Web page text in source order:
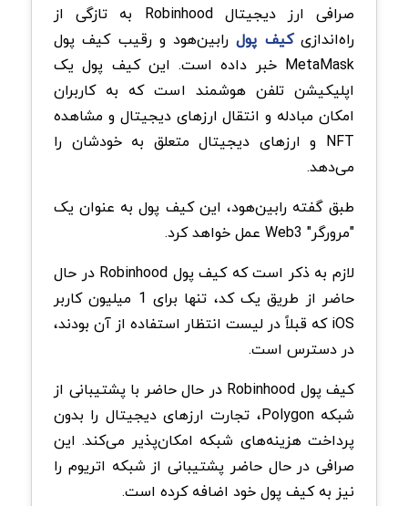
صرافی ارز دیجیتال Robinhood به تازگی از
راه‌اندازیکیف پولرابین‌هود و رقیب کیف پول
MetaMask خبر داده است. این کیف پول یک
اپلیکیشن تلفن هوشمند است که به کاربران
امکان مبادله و انتقال ارزهای دیجیتال و مشاهده
NFT و ارزهای دیجیتال متعلق به خودشان را
می‌دهد.
طبق گفته رابین‌هود، این کیف پول به عنوان یک
"مرورگر" Web3 عمل خواهد کرد.
لازم به ذکر است که کیف پول Robinhood در حال
حاضر از طریق یک کد، تنها برای 1 میلیون کاربر
iOS که قبلاً در لیست انتظار استفاده از آن بودند،
در دسترس است.
کیف پول Robinhood در حال حاضر با پشتیبانی از
شبکه Polygon، تجارت ارزهای دیجیتال را بدون
پرداخت هزینه‌های شبکه امکان‌پذیر می‌کند. این
صرافی در حال حاضر پشتیبانی از شبکه اتریوم را
نیز به کیف پول خود اضافه کرده است.